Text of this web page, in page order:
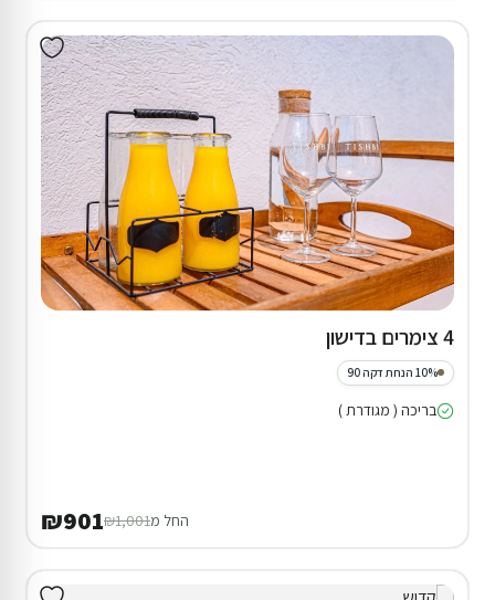
4 צימרים בדישון
10% הנחת דקה 90
בריכה ( מגודרת )
החל מ₪1,001
₪901